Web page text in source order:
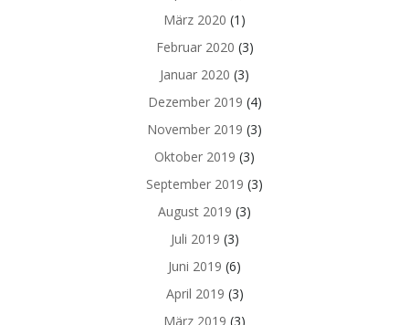
März 2020 (1)
Februar 2020 (3)
Januar 2020 (3)
Dezember 2019 (4)
November 2019 (3)
Oktober 2019 (3)
September 2019 (3)
August 2019 (3)
Juli 2019 (3)
Juni 2019 (6)
April 2019 (3)
März 2019 (3)